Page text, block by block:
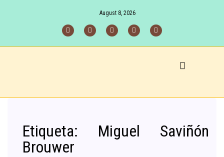
August 8, 2026
Etiqueta: Miguel Saviñón
Brouwer